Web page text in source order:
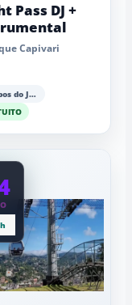
Pass DJ +
Capivari
Campos do Jordão